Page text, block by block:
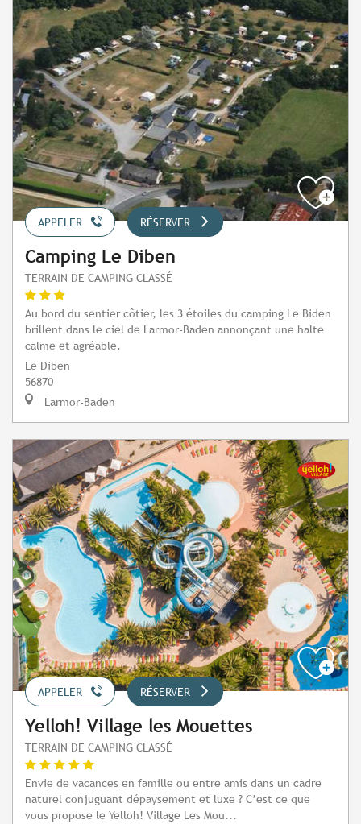
APPELER RÉSERVER
Camping Le Diben
TERRAIN DE CAMPING CLASSÉ
Au bord du sentier côtier, les 3 étoiles du camping Le Biden
brillent dans le ciel de Larmor-Baden annonçant une halte
calme et agréable.
Le Diben
56870
Larmor-Baden
APPELER RÉSERVER
Yelloh! Village les Mouettes
TERRAIN DE CAMPING CLASSÉ
Envie de vacances en famille ou entre amis dans un cadre
naturel conjuguant dépaysement et luxe ? C’est ce que
vous propose le Yelloh! Village Les Mou...